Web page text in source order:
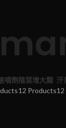
噴劑 陰莖增大類
12 Products
汗